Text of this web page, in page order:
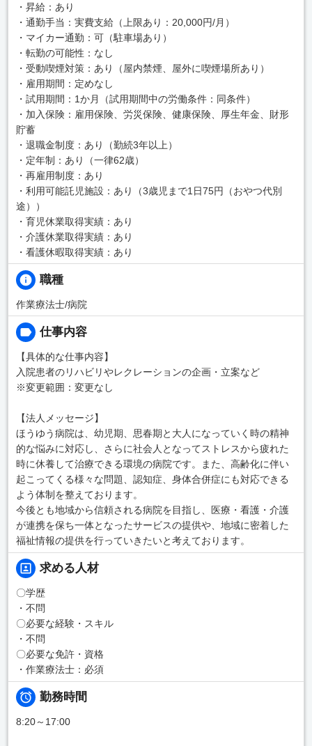
・昇給：あり
・通勤手当：実費支給（上限あり：20,000円/月）
・マイカー通勤：可（駐車場あり）
・転勤の可能性：なし
・受動喫煙対策：あり（屋内禁煙、屋外に喫煙場所あり）
・雇用期間：定めなし
・試用期間：1か月（試用期間中の労働条件：同条件）
・加入保険：雇用保険、労災保険、健康保険、厚生年金、財形
貯蓄
・退職金制度：あり（勤続3年以上）
・定年制：あり（一律62歳）
・再雇用制度：あり
・利用可能託児施設：あり（3歳児まで1日75円（おやつ代別
途））
・育児休業取得実績：あり
・介護休業取得実績：あり
・看護休暇取得実績：あり
職種
作業療法士/病院
仕事内容
【具体的な仕事内容】
入院患者のリハビリやレクレーションの企画・立案など
※変更範囲：変更なし
【法人メッセージ】
ほうゆう病院は、幼児期、思春期と大人になっていく時の精神
的な悩みに対応し、さらに社会人となってストレスから疲れた
時に休養して治療できる環境の病院です。また、高齢化に伴い
起こってくる様々な問題、認知症、身体合併症にも対応できる
よう体制を整えております。
今後とも地域から信頼される病院を目指し、医療・看護・介護
が連携を保ち一体となったサービスの提供や、地域に密着した
福祉情報の提供を行っていきたいと考えております。
求める人材
〇学歴
・不問
〇必要な経験・スキル
・不問
〇必要な免許・資格
・作業療法士：必須
勤務時間
8:20～17:00